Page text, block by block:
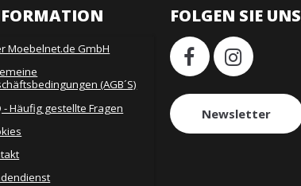
Moebelnet.de GmbH
(AGB´S)
- Häufig gestellte Fragen
FOLGEN SIE UNS
Newsletter